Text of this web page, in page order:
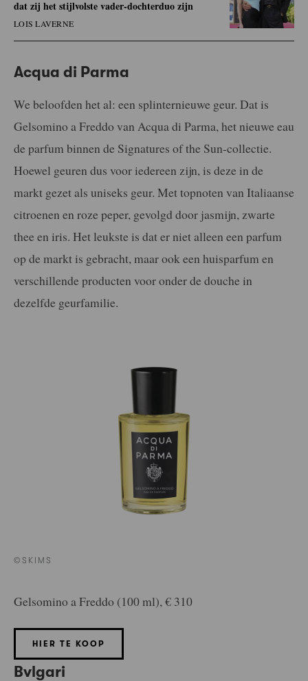
dat zij het stijlvolste vader-dochterduo zijn
LOIS LAVERNE
Acqua di Parma
We beloofden het al: een splinternieuwe geur. Dat is
Gelsomino a Freddo van Acqua di Parma, het nieuwe eau
de parfum binnen de Signatures of the Sun-collectie.
Hoewel geuren dus voor iedereen zijn, is deze in de
markt gezet als uniseks geur. Met topnoten van Italiaanse
citroenen en roze peper, gevolgd door jasmijn, zwarte
thee en iris. Het leukste is dat er niet alleen een parfum
op de markt is gebracht, maar ook een huisparfum en
verschillende producten voor onder de douche in
dezelfde geurfamilie.
©SKIMS
Gelsomino a Freddo (100 ml), € 310
HIER TE KOOP
Bvlgari